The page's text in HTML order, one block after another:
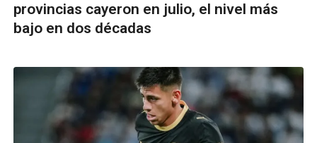
provincias cayeron en julio, el nivel más
bajo en dos décadas